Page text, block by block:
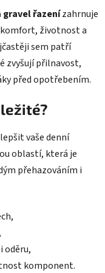
řazenízahrnuje
komfort, životnost a
sem patří
zvyšují přilnavost,
před opotřebením.
vaše denní
oblastí, která je
přehazováním i
oděru,
komponent.